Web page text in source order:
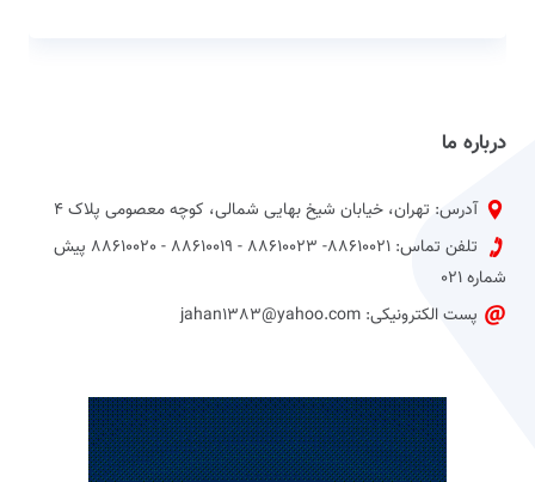
درباره ما
آدرس: تهران، خیابان شیخ بهایی شمالی، کوچه معصومی پلاک 4
تلفن تماس: 88610021- 88610023 - 88610019 - 88610020 پیش
شماره 021
پست الکترونیکی: jahan1383@yahoo.com